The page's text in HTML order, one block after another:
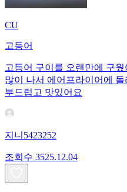
CU
고등어
고등어 구이를 오랜만에 구
많이 나서 에어프라이어에
부드럽고 맛있어요
지니5423252
조회수 3525.12.04